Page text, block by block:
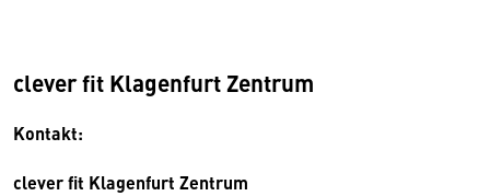
clever fit Klagenfurt Zentrum
Kontakt:
clever fit Klagenfurt Zentrum